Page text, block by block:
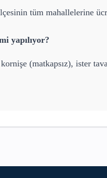
tüm mahallelerine
yapılıyor?
(matkapsız), ister